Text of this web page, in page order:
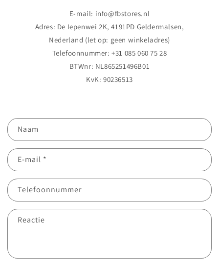
E-mail: info@fbstores.nl
Adres: De Iepenwei 2K, 4191PD Geldermalsen,
Nederland (let op: geen winkeladres)
Telefoonnummer: +31 085 060 75 28
BTWnr: NL865251496B01
KvK: 90236513
C
o
n
t
c
t
f
m
Naam
E‑mail *
Telefoonnummer
Reactie